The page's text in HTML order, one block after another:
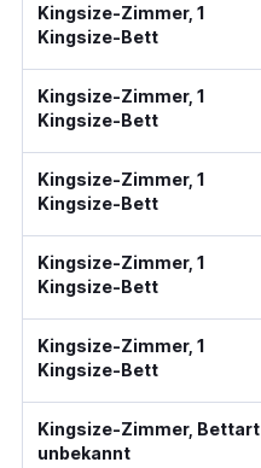
Kingsize-Zimmer, 1
Kingsize-Bett
Kingsize-Zimmer, 1
Kingsize-Bett
Kingsize-Zimmer, 1
Kingsize-Bett
Kingsize-Zimmer, 1
Kingsize-Bett
Kingsize-Zimmer, 1
Kingsize-Bett
Kingsize-Zimmer, Bettart
unbekannt